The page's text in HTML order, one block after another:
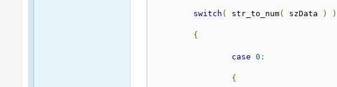
switch ( str_to_num( szData ) )
{
case 0 :
{